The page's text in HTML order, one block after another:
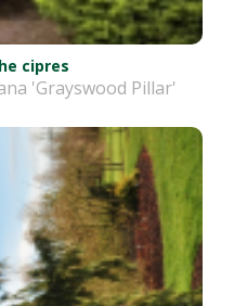
cipres
'Grayswood Pillar'